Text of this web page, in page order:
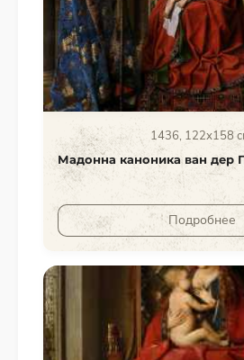
1436, 122х158
Мадонна каноника ван дер
Подробнее